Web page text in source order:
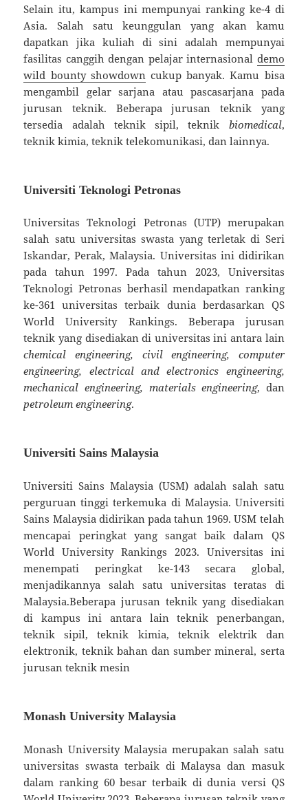
Selain itu, kampus ini mempunyai ranking ke-4 di
Asia. Salah satu keunggulan yang akan kamu
dapatkan jika kuliah di sini adalah mempunyai
fasilitas canggih dengan pelajar internasional demo
wild bounty showdown cukup banyak. Kamu bisa
mengambil gelar sarjana atau pascasarjana pada
jurusan teknik. Beberapa jurusan teknik yang
tersedia adalah teknik sipil, teknik biomedical,
teknik kimia, teknik telekomunikasi, dan lainnya.
Universiti Teknologi Petronas
Universitas Teknologi Petronas (UTP) merupakan
salah satu universitas swasta yang terletak di Seri
Iskandar, Perak, Malaysia. Universitas ini didirikan
pada tahun 1997. Pada tahun 2023, Universitas
Teknologi Petronas berhasil mendapatkan ranking
ke-361 universitas terbaik dunia berdasarkan QS
World University Rankings. Beberapa jurusan
teknik yang disediakan di universitas ini antara lain
chemical engineering, civil engineering, computer
engineering, electrical and electronics engineering,
mechanical engineering, materials engineering, dan
petroleum engineering.
Universiti Sains Malaysia
Universiti Sains Malaysia (USM) adalah salah satu
perguruan tinggi terkemuka di Malaysia. Universiti
Sains Malaysia didirikan pada tahun 1969. USM telah
mencapai peringkat yang sangat baik dalam QS
World University Rankings 2023. Universitas ini
menempati peringkat ke-143 secara global,
menjadikannya salah satu universitas teratas di
Malaysia.Beberapa jurusan teknik yang disediakan
di kampus ini antara lain teknik penerbangan,
teknik sipil, teknik kimia, teknik elektrik dan
elektronik, teknik bahan dan sumber mineral, serta
jurusan teknik mesin
Monash University Malaysia
Monash University Malaysia merupakan salah satu
universitas swasta terbaik di Malaysa dan masuk
dalam ranking 60 besar terbaik di dunia versi QS